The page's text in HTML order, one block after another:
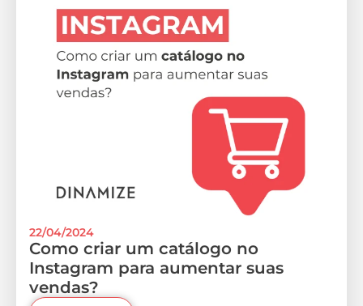
22/04/2024
Como criar um catálogo no
Instagram para aumentar suas
vendas?